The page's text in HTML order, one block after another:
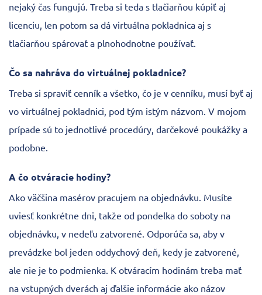
nejaký čas fungujú. Treba si teda s tlačiarňou kúpiť aj
licenciu, len potom sa dá virtuálna pokladnica aj s
tlačiarňou spárovať a plnohodnotne používať.
Čo sa nahráva do virtuálnej pokladnice?
Treba si spraviť cenník a všetko, čo je v cenníku, musí byť aj
vo virtuálnej pokladnici, pod tým istým názvom. V mojom
prípade sú to jednotlivé procedúry, darčekové poukážky a
podobne.
A čo otváracie hodiny?
Ako väčšina masérov pracujem na objednávku. Musíte
uviesť konkrétne dni, takže od pondelka do soboty na
objednávku, v nedeľu zatvorené. Odporúča sa, aby v
prevádzke bol jeden oddychový deň, kedy je zatvorené,
ale nie je to podmienka. K otváracím hodinám treba mať
na vstupných dverách aj ďalšie informácie ako názov